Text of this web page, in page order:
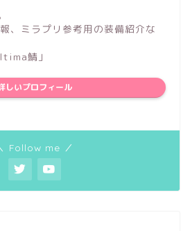
、ミラプリ参考用の装備紹介な
鯖」
しいプロフィール
Follow me ／